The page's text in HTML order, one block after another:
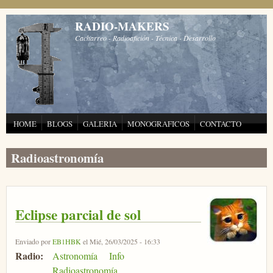
Pasar al contenido principal
RADIO-MAKERS
Cacharreo - Radioafición - Técnica - Desarrollo
HOME BLOGS GALERIA MONOGRAFICOS CONTACTO
Radioastronomía
Eclipse parcial de sol
Enviado porEB1HBKel Mié, 26/03/2025 - 16:33
Radio: Astronomía
Info